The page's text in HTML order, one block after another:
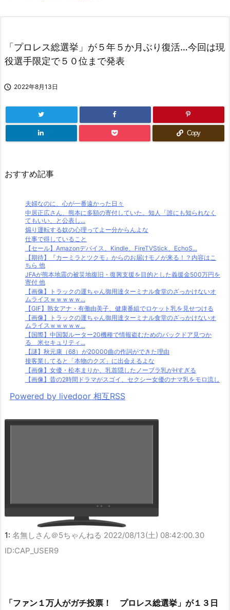
「プロレス総選挙」が５年５か月ぶり復活…今回は現
役選手限定で５０位まで発表
 2022年8月13日
Copy
おすすめ記事
夫婦なのに、心が一番遠かった日々
中居正広さん、熊本に多額の寄付していた。知人「誰にも知られなく
てもいい、と公表し...
煽り運転する奴の心理ってよー分からんよな
仕事で得していること
【セール】Amazonデバイス、Kindle、FireTVStick、EchoS...
【期待】『カーミラとツクモ』からのお届けモノが来る！？内容はこ
ちら 他
JFAが熊本地震の被災地復旧・復興支援を目的とした義援金500万円を
寄付 他
【画像】トラックの運ちゃん御用達ターミナル食堂のざっかけないオ
ムライスｗｗｗｗｗ...
【GIF】熟女アナ・有働由美子、健康番組でロケット乳を見せつける
【画像】トラックの運ちゃん御用達ターミナル食堂のざっかけないオ
ムライスｗｗｗｗｗ...
【国際】中国製ルーター20機種で情報盗むためのバックドア見つか
る 米セキュリティ...
【謎】秋元康（68）が20000曲の作詞ができた理由
接客業してると「本物のクズ」に出会えるよな
【画像】女優・松本まりか、乳首隠したノーブラ乳がHすぎる
【画像】昔の2時間ドラマがスゴイ、セクシー女優のナマ乳をモロ流し
Powered by livedoor 相互RSS
1: 名無しさん＠5ちゃんねる 2022/08/13(土) 08:42:00.30
ID:CAP_USER9
「ファン１万人がガチ投票！ プロレス総選挙」が１３日